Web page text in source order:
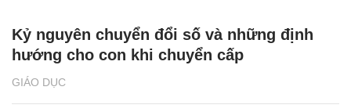
GIÁO DỤC
Kỷ nguyên chuyển đổi số và những định
hướng cho con khi chuyển cấp